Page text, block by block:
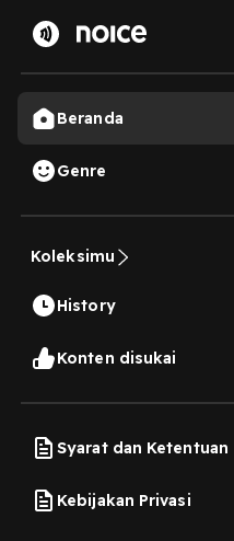
Beranda
Genre
Koleksimu
History
Konten disukai
Syarat dan Ketentuan
Kebijakan Privasi